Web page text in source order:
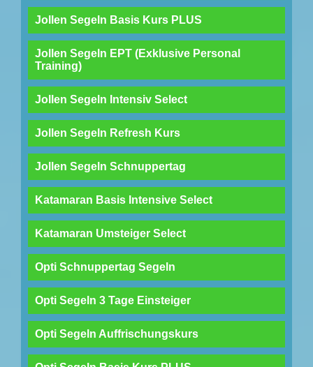
Jollen Segeln Basis Kurs PLUS
Jollen Segeln EPT (Exklusive Personal
Training)
Jollen Segeln Intensiv Select
Jollen Segeln Refresh Kurs
Jollen Segeln Schnuppertag
Katamaran Basis Intensive Select
Katamaran Umsteiger Select
Opti Schnuppertag Segeln
Opti Segeln 3 Tage Einsteiger
Opti Segeln Auffrischungskurs